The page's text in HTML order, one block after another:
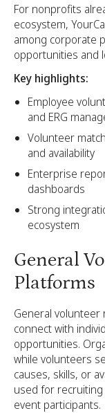
For nonprofits
ecosystem,
among corporate
opportunities and
Key highlights:
Employee
and ERG
Volunteer
and availability
Enterprise
dashboards
Strong
ecosystem
General
Platforms
General
connect with
opportunities.
while volunteers
causes, skills, or
used for
event participants.